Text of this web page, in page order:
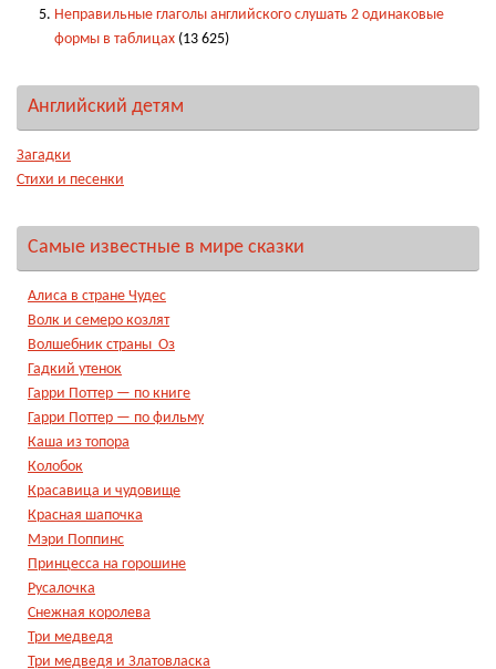
Неправильные глаголы английского слушать 2 одинаковые
формы в таблицах (13 625)
Английский детям
Загадки
Стихи и песенки
Самые известные в мире сказки
Алиса в стране Чудес
Волк и семеро козлят
Волшебник страны Оз
Гадкий утенок
Гарри Поттер — по книге
Гарри Поттер — по фильму
Каша из топора
Колобок
Красавица и чудовище
Красная шапочка
Мэри Поппинс
Принцесса на горошине
Русалочка
Снежная королева
Три медведя
Три медведя и Златовласка